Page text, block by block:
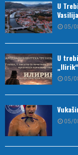
U
05/
U
05/
05/